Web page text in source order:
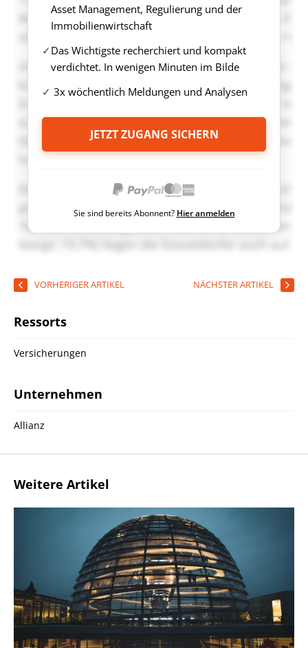
Asset Management, Regulierung und der
Immobilienwirtschaft
Das Wichtigste recherchiert und kompakt
verdichtet. In wenigen Minuten im Bilde
3x wöchentlich Meldungen und Analysen
JETZT ZUGANG SICHERN
Sie sind bereits Abonnent? Hier anmelden
VORHERIGER ARTIKEL NÄCHSTER ARTIKEL
Ressorts
Versicherungen
Unternehmen
Allianz
Weitere Artikel